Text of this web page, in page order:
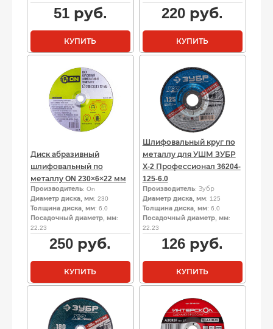
51руб.
КУПИТЬ
220 руб.
КУПИТЬ
Диск абразивный
шлифовальный по
металлу ON 230×6×22 мм
Производитель: On
Диаметр диска, мм: 230
Толщина диска, мм: 6.0
Посадочный диаметр, мм:
22.23
250 руб.
КУПИТЬ
Шлифовальный круг по
металлу для УШМ ЗУБР
Х-2 Профессионал 36204-
125-6.0
Производитель: Зубр
Диаметр диска, мм: 125
Толщина диска, мм: 6.0
Посадочный диаметр, мм:
22.23
126 руб.
КУПИТЬ